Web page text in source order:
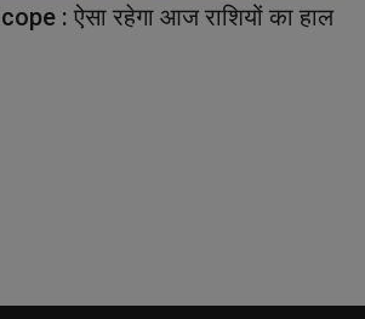
: ऐसा रहेगा आज राशियों का हाल